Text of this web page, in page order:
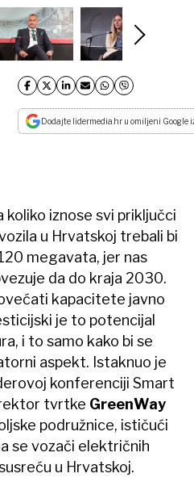
Dodajte lidermedia.hr u omiljeni Google
iznose svi priključci
u Hrvatskoj trebali bi
megavata, jer nas
da do kraja 2030.
kapacitete javno
je to potencijal
i to samo kako bi se
aspekt. Istaknuo je
konferenciji Smart
tvrtke GreenWay
podružnice, ističući
se vozači električnih
u Hrvatskoj.